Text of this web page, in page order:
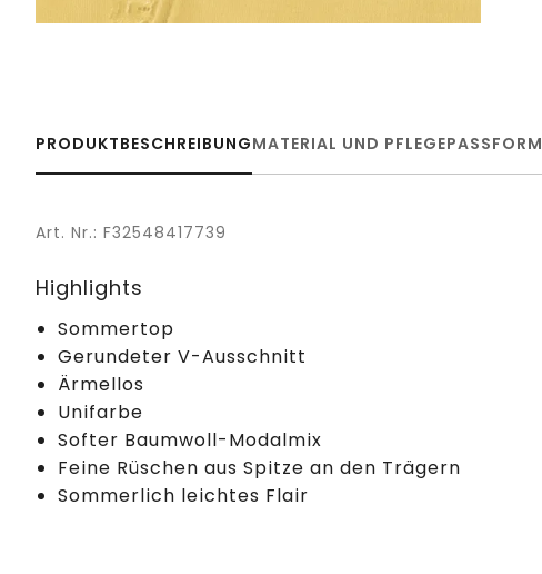
PRODUKTBESCHREIBUNGMATERIAL UND PFLEGEPASSFORM
Art. Nr.: F32548417739
Highlights
Sommertop
Gerundeter V-Ausschnitt
Ärmellos
Unifarbe
Softer Baumwoll-Modalmix
Feine Rüschen aus Spitze an den Trägern
Sommerlich leichtes Flair